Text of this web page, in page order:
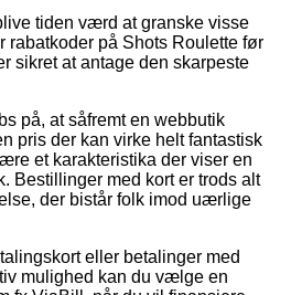
tiden værd at granske visse
rabatkoder på Shots Roulette før
sikret at antage den skarpeste
på, at såfremt en webbutik
pris der kan virke helt fantastisk
et karakteristika der viser en
Bestillinger med kort er trods alt
der bistår folk imod uærlige
eller betalinger med
mulighed kan du vælge en